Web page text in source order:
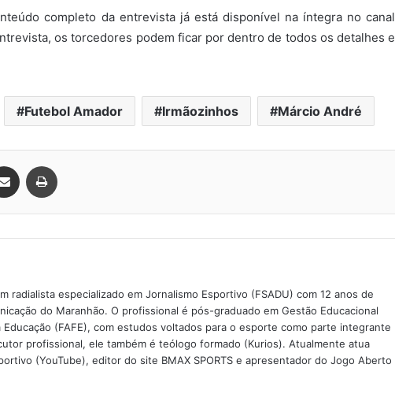
completo da entrevista já está disponível na íntegra no canal
os torcedores podem ficar por dentro de todos os detalhes e
Futebol Amador Irmãozinhos Márcio André
radialista especializado em Jornalismo Esportivo (FSADU) com 12 anos de
do Maranhão. O profissional é pós-graduado em Gestão Educacional
(FAFE), com estudos voltados para o esporte como parte integrante
profissional, ele também é teólogo formado (Kurios). Atualmente atua
(YouTube), editor do site BMAX SPORTS e apresentador do Jogo Aberto